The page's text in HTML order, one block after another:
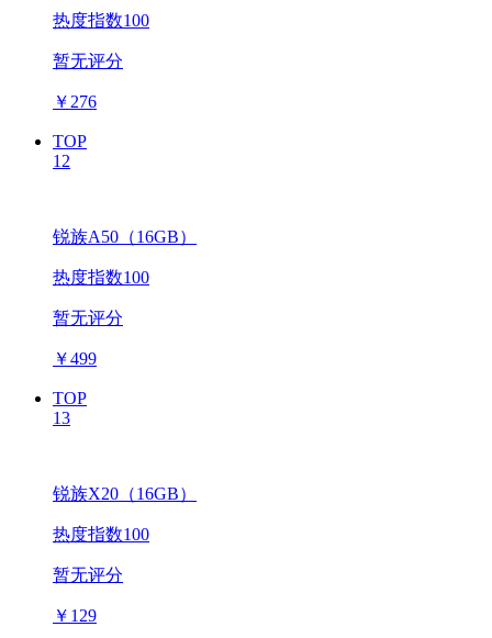
热度指数100
暂无评分
￥ 276
TOP
12
锐族A50（16GB）
热度指数100
暂无评分
￥499
TOP
13
锐族X20（16GB）
热度指数100
暂无评分
￥ 129